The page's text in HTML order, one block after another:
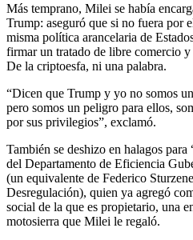
Más temprano, Milei se había
Trump: aseguró que si no fuera por
misma política arancelaria de
firmar un tratado de libre comercio y
De la criptoesfa, ni una palabra.
“Dicen que Trump y yo no somos
pero somos un peligro para ellos,
por sus privilegios”, exclamó.
También se deshizo en halagos
del Departamento de Eficiencia
(un equivalente de Federico
Desregulación), quien ya agregó
social de la que es propietario, una
motosierra que Milei le regaló.